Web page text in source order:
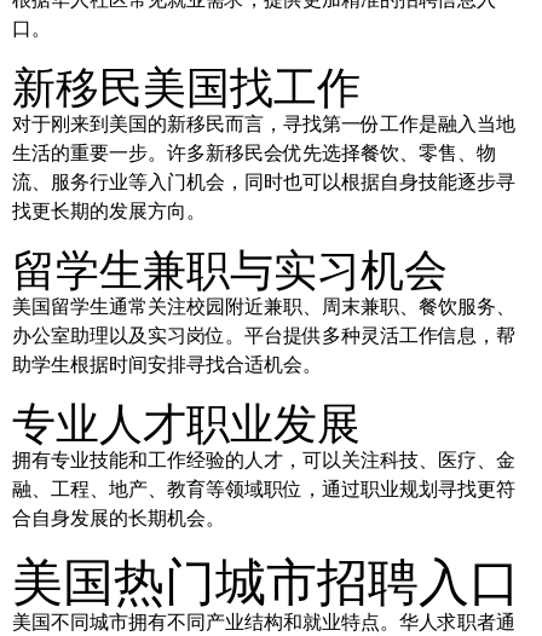
口。
新移民美国找工作
对于刚来到美国的新移民而言，寻找第一份工作是融入当地
生活的重要一步。许多新移民会优先选择餐饮、零售、物
流、服务行业等入门机会，同时也可以根据自身技能逐步寻
找更长期的发展方向。
留学生兼职与实习机会
美国留学生通常关注校园附近兼职、周末兼职、餐饮服务、
办公室助理以及实习岗位。平台提供多种灵活工作信息，帮
助学生根据时间安排寻找合适机会。
专业人才职业发展
拥有专业技能和工作经验的人才，可以关注科技、医疗、金
融、工程、地产、教育等领域职位，通过职业规划寻找更符
合自身发展的长期机会。
美国热门城市招聘入口
美国不同城市拥有不同产业结构和就业特点。华人求职者通